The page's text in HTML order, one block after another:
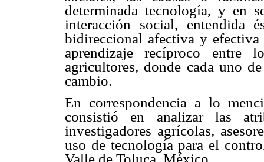
determinada tecnología, y en
interacción social, entendida
bidireccional afectiva y
aprendizaje recíproco entre
agricultores, donde cada uno
cambio.
En correspondencia a lo
consistió en analizar las
investigadores agrícolas,
uso de tecnología para el